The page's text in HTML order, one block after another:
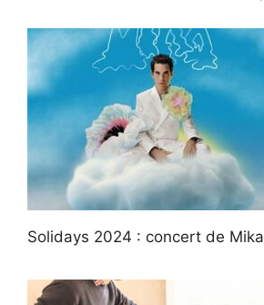
Solidays 2024 : concert de Mika